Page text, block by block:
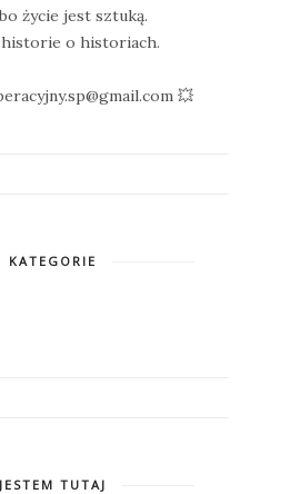
życie jest sztuką.
historie o historiach.
💥
KATEGORIE
JESTEM TUTAJ